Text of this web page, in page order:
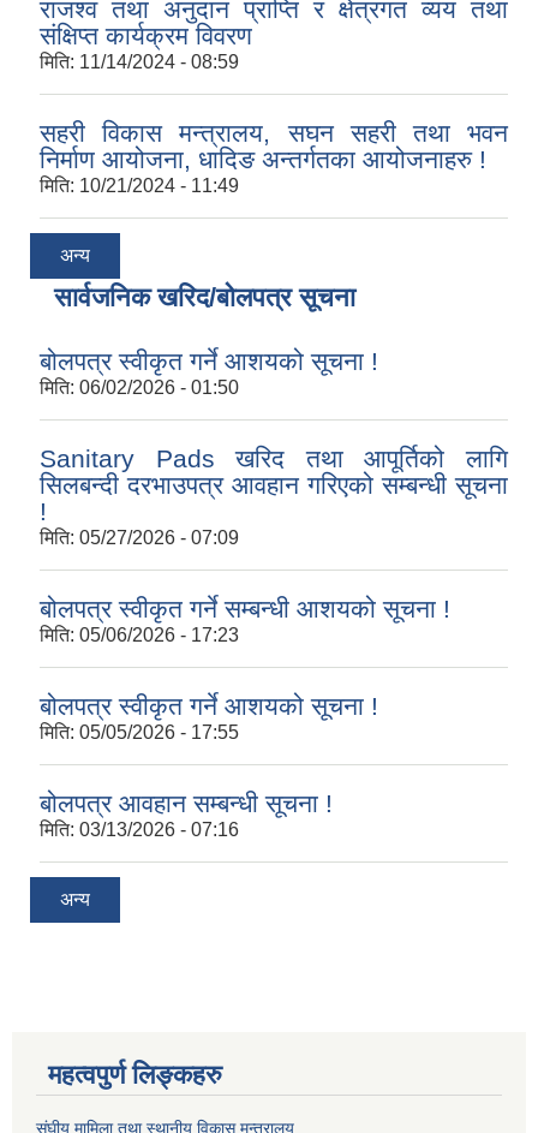
राजश्व तथा अनुदान प्राप्ति र क्षेत्रगत व्यय तथा
संक्षिप्त कार्यक्रम विवरण
मिति: 11/14/2024 - 08:59
सहरी विकास मन्त्रालय, सघन सहरी तथा भवन
निर्माण आयोजना, धादिङ अन्तर्गतका आयोजनाहरु !
मिति: 10/21/2024 - 11:49
अन्य
सार्वजनिक खरिद/बोलपत्र सूचना
बोलपत्र स्वीकृत गर्ने आशयको सूचना !
मिति: 06/02/2026 - 01:50
Sanitary Pads खरिद तथा आपूर्तिको लागि
सिलबन्दी दरभाउपत्र आवहान गरिएको सम्बन्धी सूचना
!
मिति: 05/27/2026 - 07:09
बोलपत्र स्वीकृत गर्ने सम्बन्धी आशयको सूचना !
मिति: 05/06/2026 - 17:23
बोलपत्र स्वीकृत गर्ने आशयको सूचना !
मिति: 05/05/2026 - 17:55
बोलपत्र आवहान सम्बन्धी सूचना !
मिति: 03/13/2026 - 07:16
अन्य
महत्वपुर्ण लिङ्कहरु
संघीय मामिला तथा स्थानीय विकास मन्त्रालय